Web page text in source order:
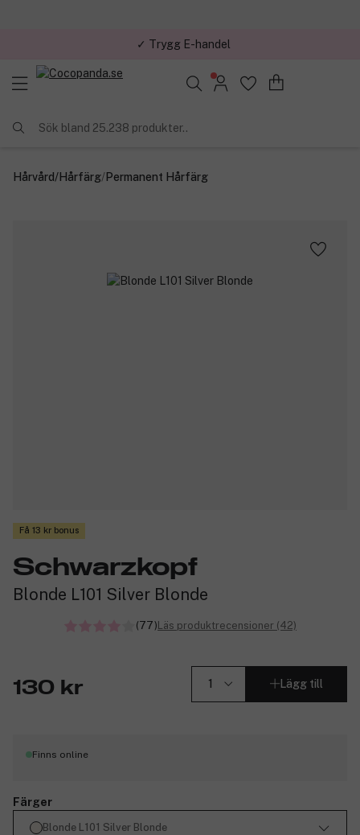
✓ Trygg E-handel
Sök bland 25.238 produkter..
Hårvård/Hårfärg/Permanent Hårfärg
Få 13 kr bonus
Schwarzkopf
Blonde L101 Silver Blonde
(77)Läs produktrecensioner (42)
130 kr Lägg till
Finns online
Färger
Blonde L101 Silver Blonde